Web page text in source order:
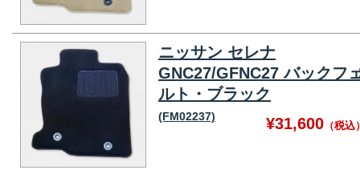
ニッサン セレナ
GNC27/GFNC27 バックフ
ルト・ブラック
(FM02237) ¥31,600 （税込